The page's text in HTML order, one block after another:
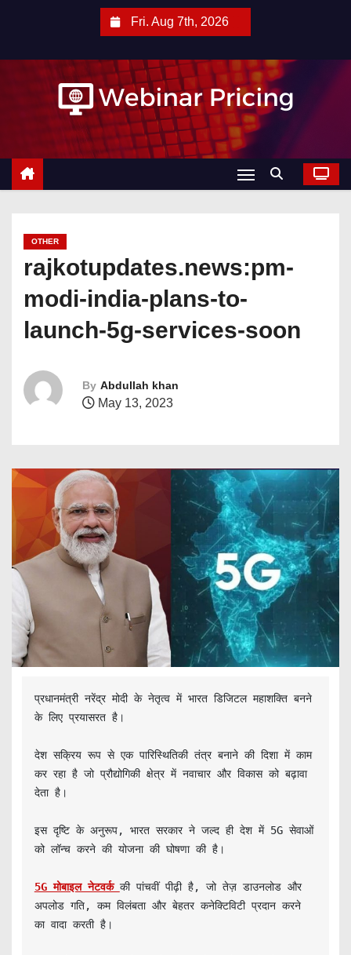
Fri. Aug 7th, 2026
OTHER
rajkotupdates.news:pm-
modi-india-plans-to-
launch-5g-services-soon
By Abdullah khan
May 13, 2023
प्रधानमंत्री नरेंद्र मोदी के नेतृत्व में भारत डिजिटल महाशक्ति बनने
के लिए प्रयासरत है।
देश सक्रिय रूप से एक पारिस्थितिकी तंत्र बनाने की दिशा में काम
कर रहा है जो प्रौद्योगिकी क्षेत्र में नवाचार और विकास को बढ़ावा
देता है।
इस दृष्टि के अनुरूप, भारत सरकार ने जल्द ही देश में 5G सेवाओं
को लॉन्च करने की योजना की घोषणा की है।
5G मोबाइल नेटवर्क की पांचवीं पीढ़ी है, जो तेज़ डाउनलोड और
अपलोड गति, कम विलंबता और बेहतर कनेक्टिविटी प्रदान करने
का वादा करती है।